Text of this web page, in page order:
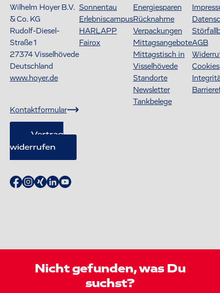
Wilhelm Hoyer B.V.
& Co. KG
Rudolf-Diesel-
Straße 1
27374Visselhövede
Deutschland
www.hoyer.de
Kontaktformular
Vertrag
widerrufen
Sonnentau
Erlebniscampus
HARLAPP
Fairox
Energiesparen
Rücknahme
Verpackungen
Mittagsangebote
Mittagstisch in
Visselhövede
Standorte
Newsletter
Tankbelege
AGB
Cookies
Nicht gefunden, was Du
suchst?